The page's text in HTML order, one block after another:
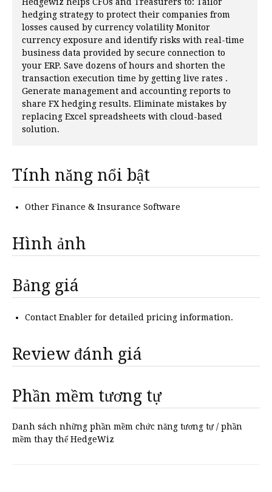
hedging strategy to protect their companies from
losses caused by currency volatility Monitor
currency exposure and identify risks with real-time
business data provided by secure connection to
your ERP. Save dozens of hours and shorten the
transaction execution time by getting live rates .
Generate management and accounting reports to
share FX hedging results. Eliminate mistakes by
replacing Excel spreadsheets with cloud-based
solution.
Tính năng nổi bật
Other Finance & Insurance Software
Hình ảnh
Bảng giá
Contact Enabler for detailed pricing information.
Review đánh giá
Phần mềm tương tự
Danh sách những phần mềm chức năng tương tự / phần
mềm thay thế HedgeWiz